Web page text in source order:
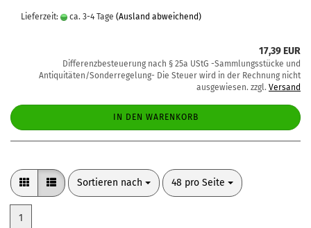
Lieferzeit: ca. 3-4 Tage (Ausland abweichend)
17,39 EUR
Differenzbesteuerung nach § 25a UStG -Sammlungsstücke und
Antiquitäten/Sonderregelung- Die Steuer wird in der Rechnung nicht
ausgewiesen. zzgl. Versand
IN DEN WARENKORB
Sortieren nach
Sortieren nach 48 pro Seite
pro Seite
1